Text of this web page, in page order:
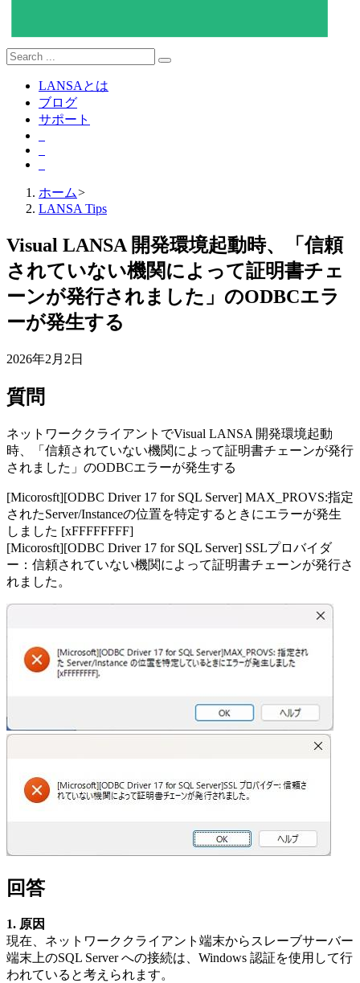
LANSAとは
ブログ
サポート
ホーム>
LANSA Tips
Visual LANSA 開発環境起動時、「信頼
されていない機関によって証明書チェ
ーンが発行されました」のODBCエラ
ーが発生する
2026年2月2日
質問
ネットワーククライアントでVisual LANSA 開発環境起動
時、「信頼されていない機関によって証明書チェーンが発行
されました」のODBCエラーが発生する
[Micorosft][ODBC Driver 17 for SQL Server] MAX_PROVS:指定
されたServer/Instanceの位置を特定するときにエラーが発生
しました [xFFFFFFFF]
[Micorosft][ODBC Driver 17 for SQL Server] SSLプロバイダ
ー：信頼されていない機関によって証明書チェーンが発行さ
れました。
回答
1. 原因
現在、ネットワーククライアント端末からスレーブサーバー
端末上のSQL Server への接続は、Windows 認証を使用して行
われていると考えられます。